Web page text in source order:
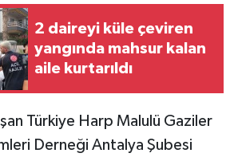
2 daireyi küle çeviren
yangında mahsur kalan
aile kurtarıldı
Türkiye Harp Malulü Gaziler
Derneği Antalya Şubesi